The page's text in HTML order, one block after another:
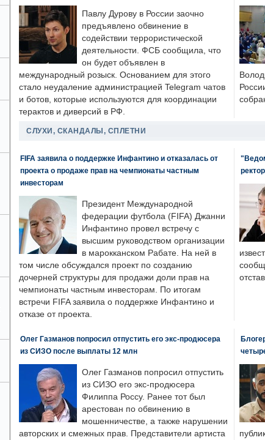
Павлу Дурову в России заочно
предъявлено обвинение в
содействии террористической
деятельности. ФСБ сообщила, что
он будет объявлен в
международный розыск. Основанием для этого
стало неудаление администрацией Telegram чатов
и ботов, которые используются для координации
терактов и диверсий в РФ.
СЛУХИ, СКАНДАЛЫ, СПЛЕТНИ
FIFA заявила о поддержке Инфантино и отказалась от
проекта о продаже прав на чемпионаты частным
инвесторам
Президент Международной
федерации футбола (FIFA) Джанни
Инфантино провел встречу с
высшим руководством организации
в марокканском Рабате. На ней в
том числе обсуждался проект по созданию
дочерней структуры для продажи доли прав на
чемпионаты частным инвесторам. По итогам
встречи FIFA заявила о поддержке Инфантино и
отказе от проекта.
Олег Газманов попросил отпустить его экс-продюсера
из СИЗО после выплаты 12 млн
Олег Газманов попросил отпустить
из СИЗО его экс-продюсера
Филиппа Россу. Ранее тот был
арестован по обвинению в
мошенничестве, а также нарушении
авторских и смежных прав. Представители артиста